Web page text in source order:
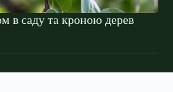
в саду та кроною дерев